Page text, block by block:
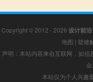
Copyright © 2012 - 2026 设计前沿
地图 | 疑难
声明：本站内容来自互联网，如
本站仅为个人兴趣